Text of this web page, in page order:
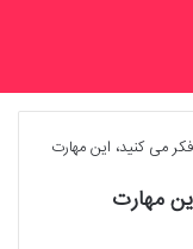
می کنید، این مهارت
مهارت